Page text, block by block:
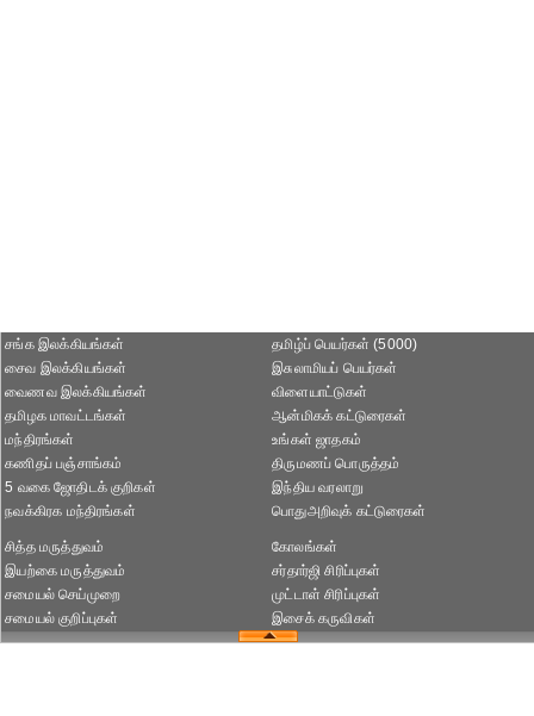
சங்க இலக்கியங்கள்
சைவ இலக்கியங்கள்
வைணவ இலக்கியங்கள்
தமிழக மாவட்டங்கள்
தமிழ்ப் பெயர்கள் (5000)
இசுலாமியப் பெயர்கள்
விளையாட்டுகள்
ஆன்மிகக் கட்டுரைகள்
மந்திரங்கள்
கணிதப் பஞ்சாங்கம்
5 வகை ஜோதிடக் குறிகள்
நவக்கிரக மந்திரங்கள்
உங்கள் ஜாதகம்
திருமணப் பொருத்தம்
இந்திய வரலாறு
பொதுஅறிவுக் கட்டுரைகள்
சித்த மருத்துவம்
இயற்கை மருத்துவம்
சமையல் செய்முறை
சமையல் குறிப்புகள்
கோலங்கள்
சர்தார்ஜி சிரிப்புகள்
முட்டாள் சிரிப்புகள்
இசைக் கருவிகள்